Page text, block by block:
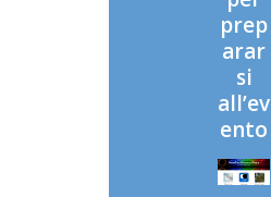
prep
arar
si
all’ev
ento